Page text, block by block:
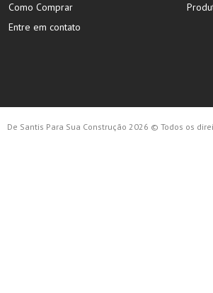
Como Comprar
Entre em contato
De Santis Para Sua Construção 2026 © Todos os